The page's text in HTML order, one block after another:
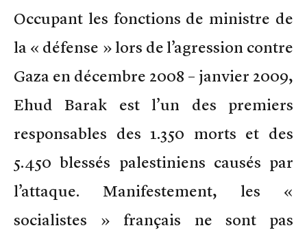
Occupant les fonctions de ministre de
la « défense » lors de l’agression contre
Gaza en décembre 2008 – janvier 2009,
Ehud Barak est l’un des premiers
responsables des 1.350 morts et des
5.450 blessés palestiniens causés par
l’attaque. Manifestement, les «
socialistes » français ne sont pas